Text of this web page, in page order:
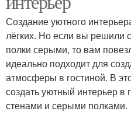
Создание уютного
лёгких. Но если вы решили
полки серыми, то вам
идеально подходит для
атмосферы в гостиной. В
создать уютный интерьер в
стенами и серыми полками.